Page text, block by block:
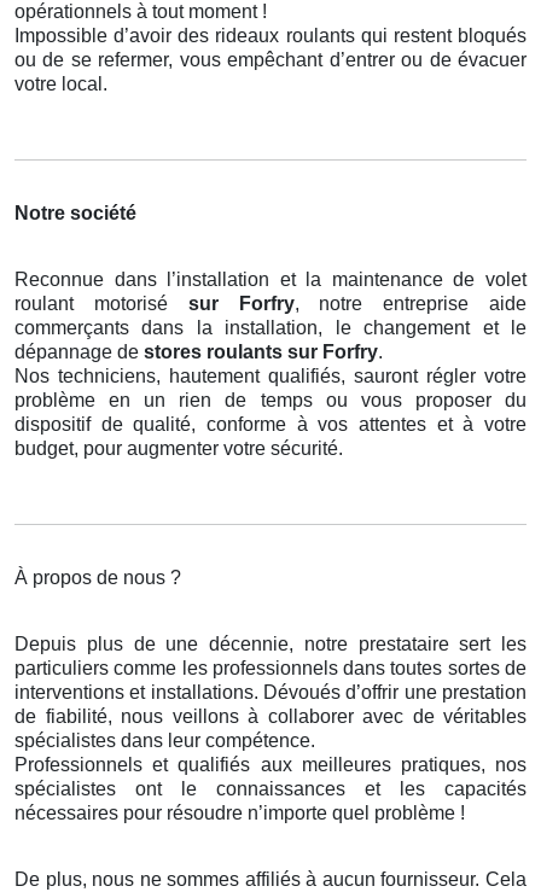
opérationnels à tout moment !
Impossible d’avoir des rideaux roulants qui restent bloqués
ou de se refermer, vous empêchant d’entrer ou de évacuer
votre local.
Notre société
Reconnue dans l’installation et la maintenance de volet
roulant motorisé sur Forfry, notre entreprise aide
commerçants dans la installation, le changement et le
dépannage de stores roulants sur Forfry.
Nos techniciens, hautement qualifiés, sauront régler votre
problème en un rien de temps ou vous proposer du
dispositif de qualité, conforme à vos attentes et à votre
budget, pour augmenter votre sécurité.
À propos de nous ?
Depuis plus de une décennie, notre prestataire sert les
particuliers comme les professionnels dans toutes sortes de
interventions et installations. Dévoués d’offrir une prestation
de fiabilité, nous veillons à collaborer avec de véritables
spécialistes dans leur compétence.
Professionnels et qualifiés aux meilleures pratiques, nos
spécialistes ont le connaissances et les capacités
nécessaires pour résoudre n’importe quel problème !
De plus, nous ne sommes affiliés à aucun fournisseur. Cela